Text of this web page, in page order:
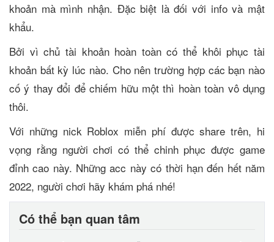
khoản mà mình nhận. Đặc biệt là đối với info và mật
khẩu.
Bởi vì chủ tài khoản hoàn toàn có thể khôi phục tài
khoản bất kỳ lúc nào. Cho nên trường hợp các bạn nào
cố ý thay đổi để chiếm hữu một thì hoàn toàn vô dụng
thôi.
Với những nick Roblox miễn phí được share trên, hi
vọng rằng người chơi có thể chinh phục được game
đỉnh cao này. Những acc này có thời hạn đến hết năm
2022, người chơi hãy khám phá nhé!
Có thể bạn quan tâm